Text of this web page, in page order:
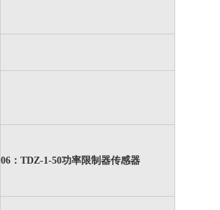
06：TDZ-1-50功率限制器传感器